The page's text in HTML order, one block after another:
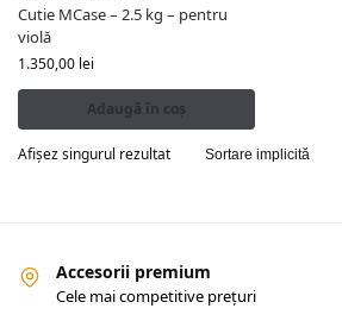
Cutie MCase – 2.5 kg – pentru
violă
1.350,00 lei
Adaugă în coș
Afișez singurul rezultat
Accesorii premium
Cele mai competitive prețuri